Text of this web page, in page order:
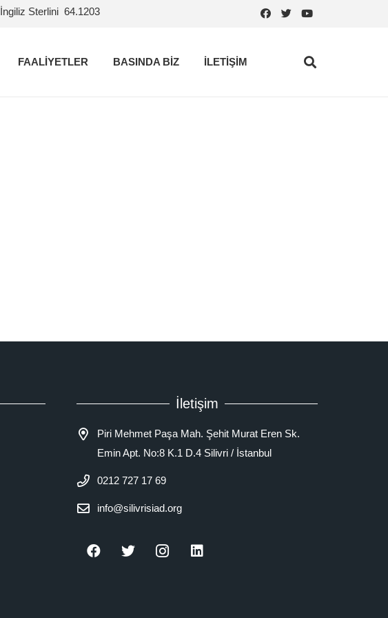
İngiliz Sterlini 64.1203
FAALİYETLER BASINDA BİZ İLETİŞİM
İletişim
Piri Mehmet Paşa Mah. Şehit Murat Eren Sk.
Emin Apt. No:8 K.1 D.4 Silivri / İstanbul
0212 727 17 69
info@silivrisiad.org